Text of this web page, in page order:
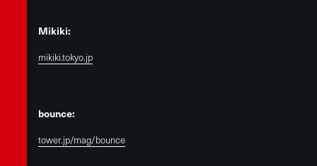
Mikiki:
mikiki.tokyo.jp
bounce:
tower.jp/mag/bounce